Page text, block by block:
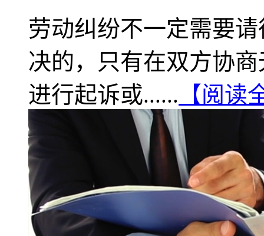
劳动纠纷不一定需要
决的，只有在双方协
进行起诉或...... 【阅读